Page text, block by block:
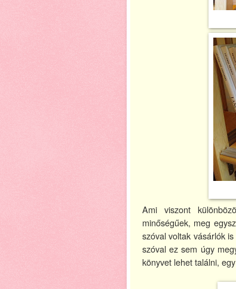
Ami viszont
minőségűek, meg
szóval voltak vásárlók
szóval ez sem úgy
könyvet lehet találni,